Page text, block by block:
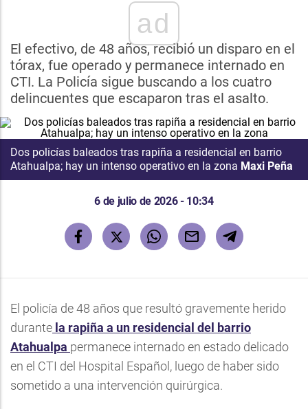
ad
El efectivo, de 48 años, recibió un disparo en el
tórax, fue operado y permanece internado en
CTI. La Policía sigue buscando a los cuatro
delincuentes que escaparon tras el asalto.
Dos policías baleados tras rapiña a residencial en barrio
Atahualpa; hay un intenso operativo en la zona Maxi Peña
6 de julio de 2026 - 10:34
El policía de 48 años que resultó gravemente herido
durante la rapiña a un residencial del barrio
Atahualpa permanece internado en estado delicado
en el CTI del Hospital Español, luego de haber sido
sometido a una intervención quirúrgica.